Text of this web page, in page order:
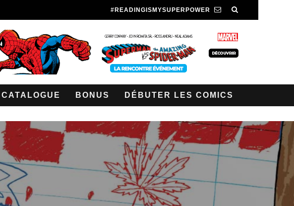
#READINGISMYSUPERPOWER
CATALOGUE BONUS DÉBUTER LES COMICS